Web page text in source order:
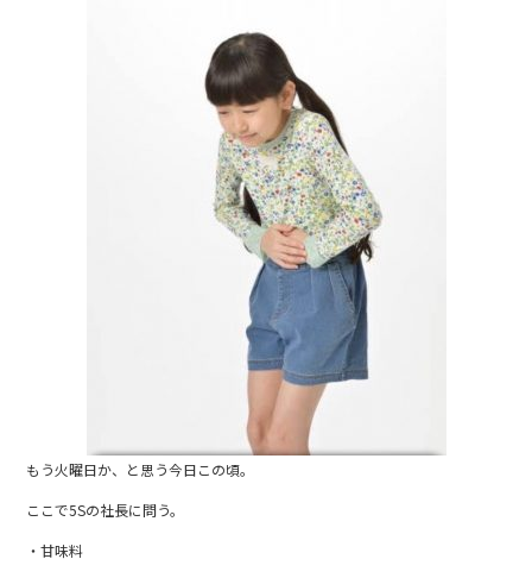
もう火曜日か、と思う今日この頃。
ここで5Sの社長に問う。
・甘味料